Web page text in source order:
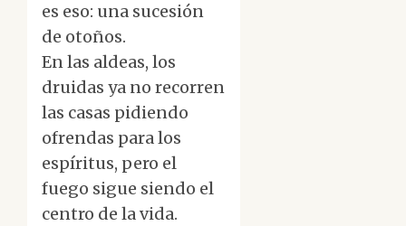
es eso: una sucesión
de otoños.
En las aldeas, los
druidas ya no recorren
las casas pidiendo
ofrendas para los
espíritus, pero el
fuego sigue siendo el
centro de la vida.